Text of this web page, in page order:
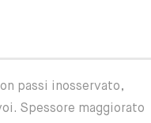
passi inosservato,
Spessore maggiorato